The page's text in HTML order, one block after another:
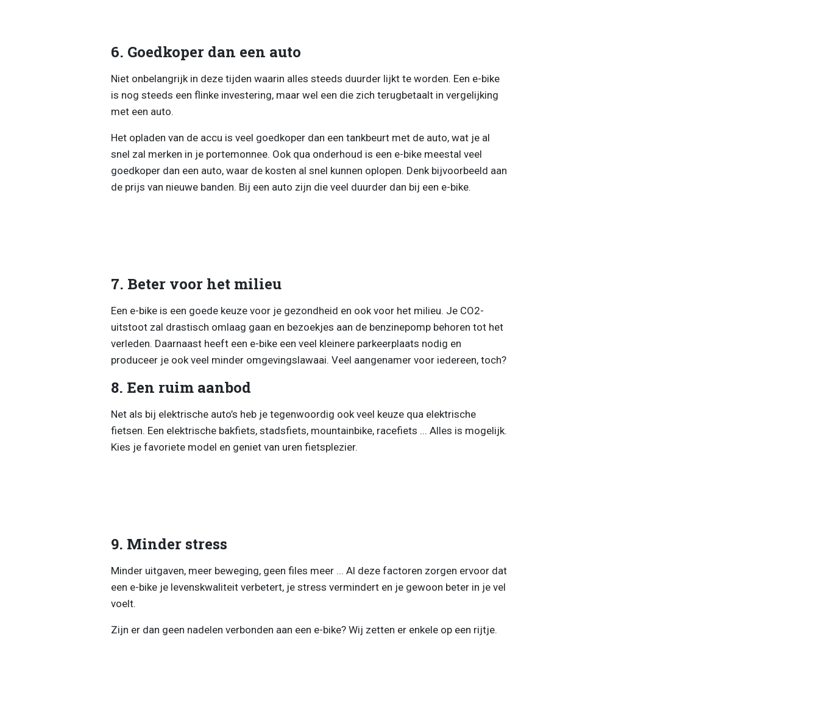
6. Goedkoper dan een auto
Niet onbelangrijk in deze tijden waarin alles steeds duurder lijkt te worden. Een e-bike
is nog steeds een flinke investering, maar wel een die zich terugbetaalt in vergelijking
met een auto.
Het opladen van de accu is veel goedkoper dan een tankbeurt met de auto, wat je al
snel zal merken in je portemonnee. Ook qua onderhoud is een e-bike meestal veel
goedkoper dan een auto, waar de kosten al snel kunnen oplopen. Denk bijvoorbeeld aan
de prijs van nieuwe banden. Bij een auto zijn die veel duurder dan bij een e-bike.
7. Beter voor het milieu
Een e-bike is een goede keuze voor je gezondheid en ook voor het milieu. Je CO2-
uitstoot zal drastisch omlaag gaan en bezoekjes aan de benzinepomp behoren tot het
verleden. Daarnaast heeft een e-bike een veel kleinere parkeerplaats nodig en
produceer je ook veel minder omgevingslawaai. Veel aangenamer voor iedereen, toch?
8. Een ruim aanbod
Net als bij elektrische auto’s heb je tegenwoordig ook veel keuze qua elektrische
fietsen. Een elektrische bakfiets, stadsfiets, mountainbike, racefiets ... Alles is mogelijk.
Kies je favoriete model en geniet van uren fietsplezier.
9. Minder stress
Minder uitgaven, meer beweging, geen files meer ... Al deze factoren zorgen ervoor dat
een e-bike je levenskwaliteit verbetert, je stress vermindert en je gewoon beter in je vel
voelt.
Zijn er dan geen nadelen verbonden aan een e-bike? Wij zetten er enkele op een rijtje.